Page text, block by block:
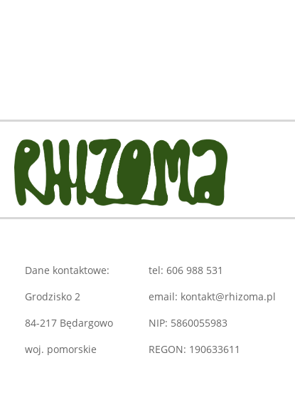
Dane kontaktowe:
Grodzisko 2
84-217 Będargowo
woj. pomorskie
tel: 606 988 531
email: kontakt@rhizoma.pl
NIP: 5860055983
REGON: 190633611